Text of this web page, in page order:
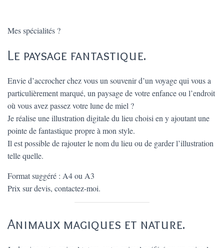
Mes spécialités ?
Le paysage fantastique.
Envie d’accrocher chez vous un souvenir d’un voyage qui vous a
particulièrement marqué, un paysage de votre enfance ou l’endroit
où vous avez passez votre lune de miel ?
Je réalise une illustration digitale du lieu choisi en y ajoutant une
pointe de fantastique propre à mon style.
Il est possible de rajouter le nom du lieu ou de garder l’illustration
telle quelle.
Format suggéré : A4 ou A3
Prix sur devis, contactez-moi.
Animaux magiques et nature.